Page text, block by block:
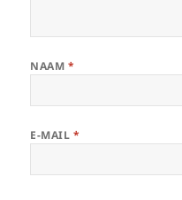
NAAM *
E-MAIL *